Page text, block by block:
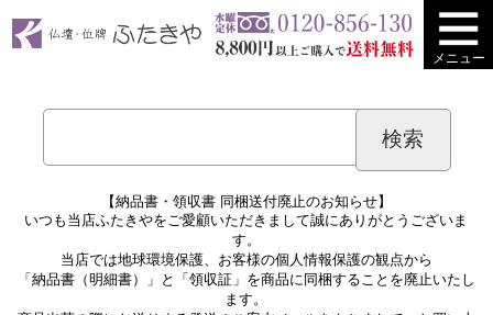
メニュー
【納品書・領収書 同梱送付廃止のお知らせ】
いつも当店ふたきやをご愛顧いただきまして誠にありがとうございま
す。
当店では地球環境保護、お客様の個人情報保護の観点から
「納品書（明細書）」と「領収証」を商品に同梱することを廃止いたし
ます。